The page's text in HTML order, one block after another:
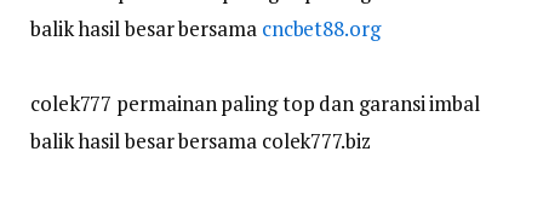
balik hasil besar bersama cncbet88.org
colek777 permainan paling top dan garansi imbal
balik hasil besar bersama colek777.biz